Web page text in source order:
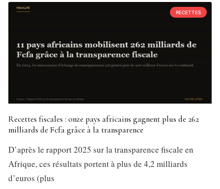
RECETTES
Recettes fiscales : onze pays africains gagnent plus de 262
milliards de Fcfa grâce à la transparence
D’après le rapport 2025 sur la transparence fiscale en
Afrique, ces résultats portent à plus de 4,2 milliards
d’euros (plus